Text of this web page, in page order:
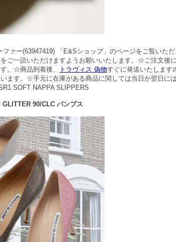
ァー(63947419) 「E&Sショップ」のページをご覧いた
ご一読いただけますようお願いいたします。☆ご注文後
。☆商品到着後、
トラヴィス 偽物すぐに発送いたします
ます。☆手元に在庫がある商品に関しては当日か翌日には
SOFT NAPPA SLIPPERS
90/CLC パンプス